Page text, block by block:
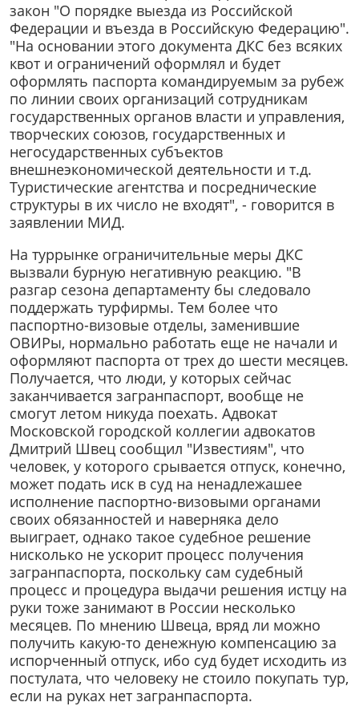
закон "О порядке выезда из Российской
Федерации и въезда в Российскую Федерацию".
"На основании этого документа ДКС без всяких
квот и ограничений оформлял и будет
оформлять паспорта командируемым за рубеж
по линии своих организаций сотрудникам
государственных органов власти и управления,
творческих союзов, государственных и
негосударственных субъектов
внешнеэкономической деятельности и т.д.
Туристические агентства и посреднические
структуры в их число не входят", - говорится в
заявлении МИД.
На туррынке ограничительные меры ДКС
вызвали бурную негативную реакцию. "В
разгар сезона департаменту бы следовало
поддержать турфирмы. Тем более что
паспортно-визовые отделы, заменившие
ОВИРы, нормально работать еще не начали и
оформляют паспорта от трех до шести месяцев.
Получается, что люди, у которых сейчас
заканчивается загранпаспорт, вообще не
смогут летом никуда поехать. Адвокат
Московской городской коллегии адвокатов
Дмитрий Швец сообщил "Известиям", что
человек, у которого срывается отпуск, конечно,
может подать иск в суд на ненадлежашее
исполнение паспортно-визовыми органами
своих обязанностей и наверняка дело
выиграет, однако такое судебное решение
нисколько не ускорит процесс получения
загранпаспорта, поскольку сам судебный
процесс и процедура выдачи решения истцу на
руки тоже занимают в России несколько
месяцев. По мнению Швеца, вряд ли можно
получить какую-то денежную компенсацию за
испорченный отпуск, ибо суд будет исходить из
постулата, что человеку не стоило покупать тур,
если на руках нет загранпаспорта.